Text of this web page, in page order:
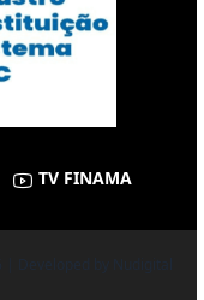
TV FINAMA